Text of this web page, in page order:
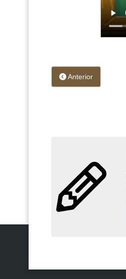
Anterior